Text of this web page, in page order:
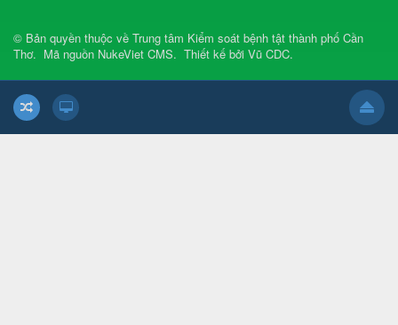
© Bản quyền thuộc về Trung tâm Kiểm soát bệnh tật thành phố Cần
Thơ. Mã nguồn NukeViet CMS. Thiết kế bởi Vũ CDC.